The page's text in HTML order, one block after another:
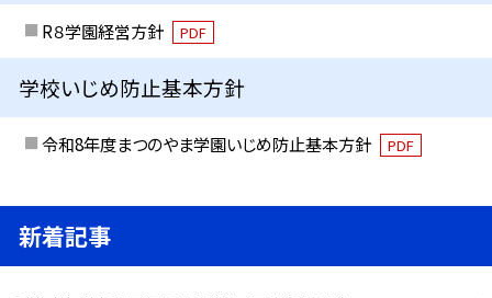
R８学園経営方針 PDF
学校いじめ防止基本方針
令和8年度まつのやま学園いじめ防止基本方針 PDF
新着記事